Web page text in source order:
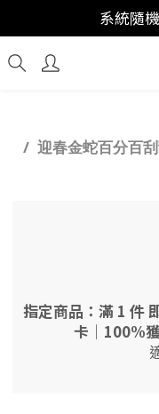
「註冊新會員
系統隨
「會員回
迎春金蛇百分百
指定商品：滿 1 件
卡｜100%